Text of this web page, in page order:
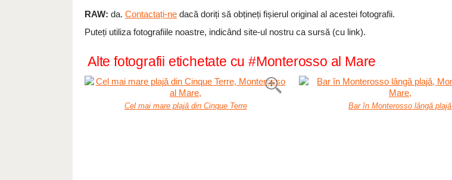
RAW: da. Contactați-ne dacă doriți să obțineți fișierul original al acestei fotografii.
Puteți utiliza fotografiile noastre, indicând site-ul nostru ca sursă (cu link).
Alte fotografii etichetate cu #Monterosso al Mare
Cel mai mare plajă din Cinque Terre Bar în Monterosso lângă plajă